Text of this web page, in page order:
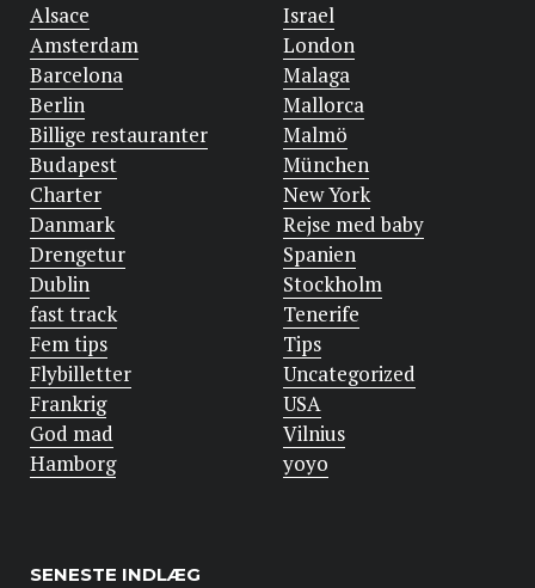
Alsace
Amsterdam
Barcelona
Berlin
Billige restauranter
Budapest
Charter
Danmark
Drengetur
Dublin
fast track
Fem tips
Flybilletter
Frankrig
God mad
Hamborg
Israel
London
Malaga
Mallorca
Malmö
München
New York
Rejse med baby
Spanien
Stockholm
Tenerife
Tips
Uncategorized
USA
Vilnius
yoyo
SENESTE INDLÆG